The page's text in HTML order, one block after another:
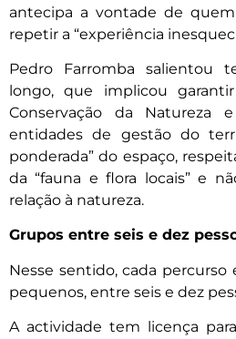
antecipa a vontade de
repetir a “experiência
Pedro Farromba salientou
longo, que implicou
Conservação da Natureza
entidades de gestão do
ponderada” do espaço,
da “fauna e flora locais” e
relação à natureza.
Grupos entre seis e dez
Nesse sentido, cada
pequenos, entre seis e dez
A actividade tem licença